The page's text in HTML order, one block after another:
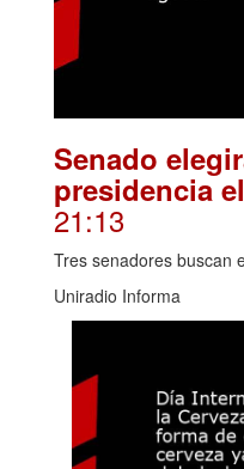
Senado
presidencia
21:13
Tres senadores buscan
Uniradio Informa